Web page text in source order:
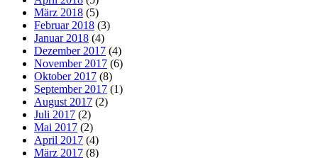
März 2018 (5)
Februar 2018 (3)
Januar 2018 (4)
Dezember 2017 (4)
November 2017 (6)
Oktober 2017 (8)
September 2017 (1)
August 2017 (2)
Juli 2017 (2)
Mai 2017 (2)
April 2017 (4)
März 2017 (8)